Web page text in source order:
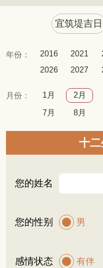
宜筑堤吉日
年份： 2016 2021
2026
2027
月份： 1月 2月
7月 8月
十
您的姓名
您的性别 男
感情状态 有伴